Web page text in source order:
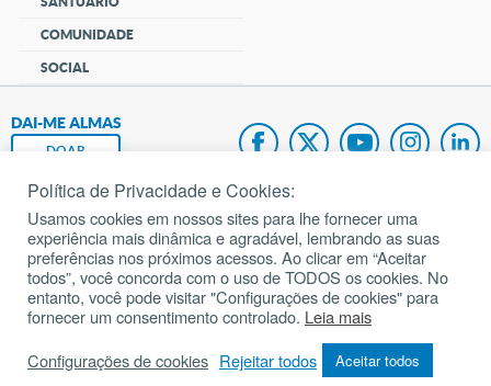
COMUNIDADE
SOCIAL
DAI-ME ALMAS
DOAR
Fundação João Paulo II
Pedido de Oração
Mapa do site
Todos os direitos reservados.
Política de Privacidade e Cookies:
Usamos cookies em nossos sites para lhe fornecer uma
experiência mais dinâmica e agradável, lembrando as suas
preferências nos próximos acessos. Ao clicar em “Aceitar
todos”, você concorda com o uso de TODOS os cookies. No
entanto, você pode visitar "Configurações de cookies" para
fornecer um consentimento controlado. Leia mais
Configurações de cookies Rejeitar todos Aceitar todos